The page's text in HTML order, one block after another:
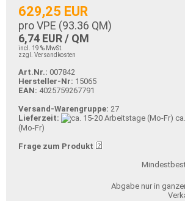
629,25 EUR
pro VPE (93.36 QM)
6,74 EUR / QM
incl. 19 % MwSt.
zzgl. Versandkosten
Art.Nr.: 007842
Hersteller-Nr: 15065
EAN: 4025759267791
Versand-Warengruppe: 27
Lieferzeit:
(Mo-Fr)
Frage zum Produkt
Abgabe nur in